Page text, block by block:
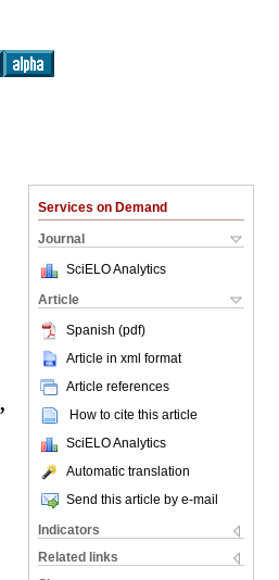
Services on Demand
Journal
SciELO Analytics
Article
Spanish (pdf)
Article in xml format
Article references
How to cite this article
SciELO Analytics
Automatic translation
Send this article by e-mail
Indicators
Related links